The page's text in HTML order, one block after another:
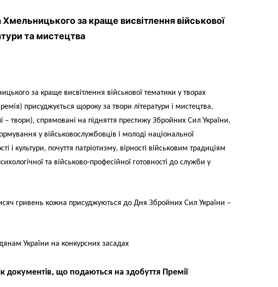
Хмельницького за краще висвітлення військової
та мистецтва
за краще висвітлення військової тематики у творах
присуджується щороку за твори літератури і мистецтва,
– твори), спрямовані на підняття престижу Збройних Сил України,
у військовослужбовців і молоді національної
і культури, почуття патріотизму, вірності військовим традиціям
та військово-професійної готовності до служби у
гривень кожна присуджуються до Дня Збройних Сил України –
України на конкурсних засадах
документів, що подаються на здобуття Премії